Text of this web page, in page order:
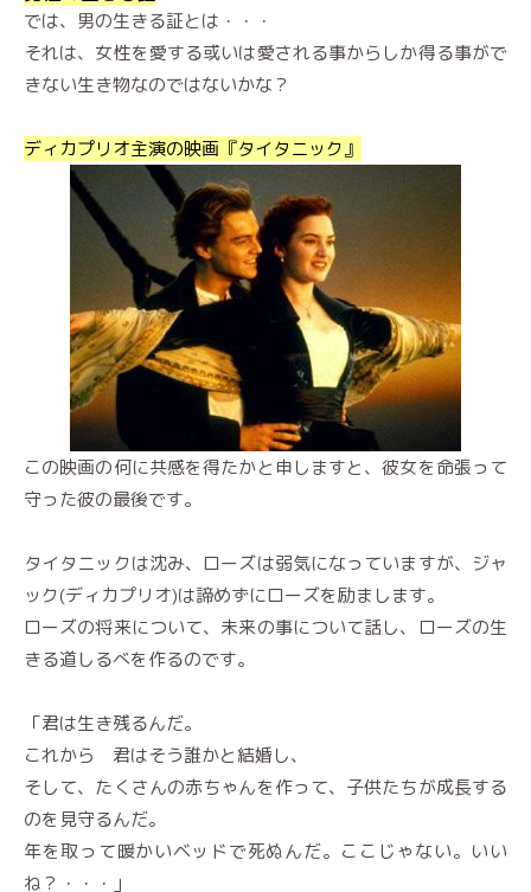
では、男の生きる証とは・・・
それは、女性を愛する或いは愛される事からしか得る事がで
きない生き物なのではないかな？
ディカプリオ主演の映画『タイタニック』
この映画の何に共感を得たかと申しますと、彼女を命張って
守った彼の最後です。
タイタニックは沈み、ローズは弱気になっていますが、ジャ
ック(ディカプリオ)は諦めずにローズを励まします。
ローズの将来について、未来の事について話し、ローズの生
きる道しるべを作るのです。
「君は生き残るんだ。
これから 君はそう誰かと結婚し、
そして、たくさんの赤ちゃんを作って、子供たちが成長する
のを見守るんだ。
年を取って暖かいベッドで死ぬんだ。ここじゃない。いい
ね？・・・」